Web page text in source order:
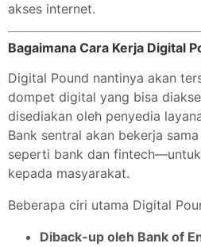
akses internet.
Bagaimana Cara Kerja Digital
Digital Pound nantinya akan
dompet digital yang bisa
disediakan oleh penyedia
Bank sentral akan bekerja
seperti bank dan
kepada masyarakat.
Beberapa ciri utama Digital
Diback-up oleh Bank of